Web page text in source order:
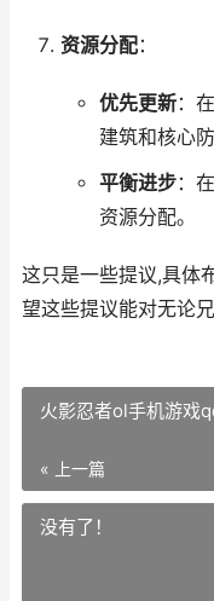
资源分配：
优先更新：
建筑和核心防
平衡进步：
资源分配。
这只是一些提议,具体
望这些提议能对无论
火影忍者ol手机游戏
« 上一篇
没有了！